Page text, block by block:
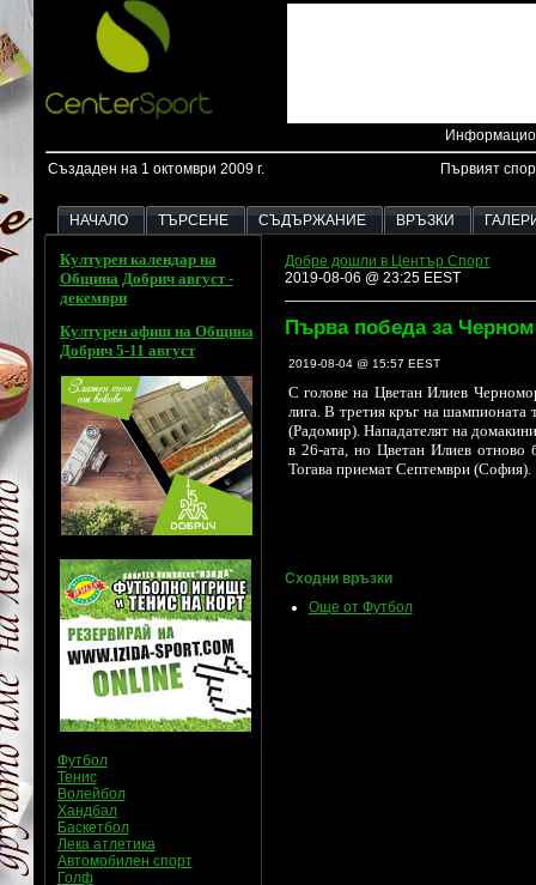
Създаден на 1 октомври 2009 г. Първият
НАЧАЛО ТЪРСЕНЕ СЪДЪРЖАНИЕ ВРЪЗКИ
Добре дошли в Център Спорт
2019-08-06 @ 23:25 EEST
Първа победа за
2019-08-04 @ 15:57 EEST
С голове на Цветан Илиев
лига. В третия кръг на шампионата
(Радомир). Нападателят на
в 26-ата, но Цветан Илиев
Тогава приемат Септември (София).
Сходни връзки
Още от Футбол
Културен календар на
Община Добрич август -
декември
Културен афиш на Община
Добрич 5-11 август
Футбол
Тенис
Волейбол
Хандбал
Баскетбол
Лека атлетика
Автомобилен спорт
Голф